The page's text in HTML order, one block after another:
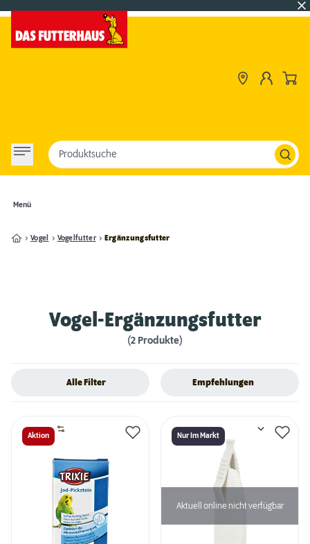
Menü
Produktsuche
Vogel Vogelfutter Ergänzungsfutter
Vogel-Ergänzungsfutter
(2 Produkte)
Alle Filter Empfehlungen
Aktion Nur Im Markt
Aktuell online nicht verfügbar